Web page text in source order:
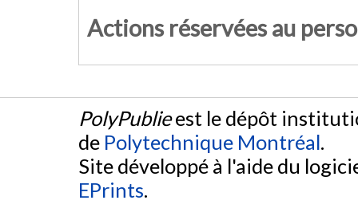
Actions réservées au
PolyPublieest le dépôt
de Polytechnique Montréal.
Site développé à l'aide du
EPrints.